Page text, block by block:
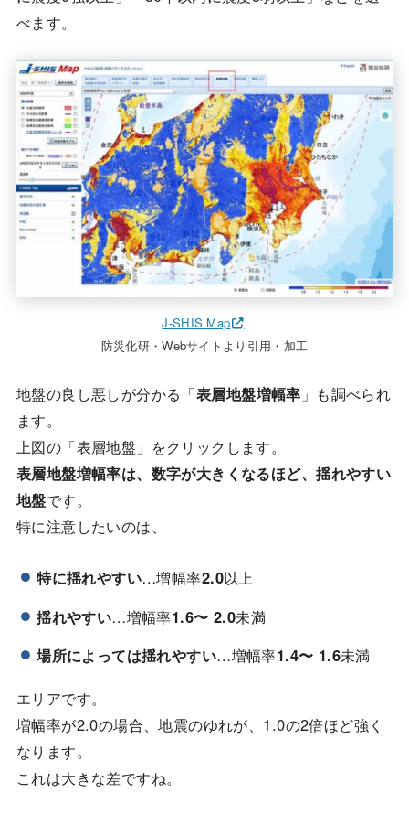
べます。
J-SHIS Map
防災化研・Webサイトより引用・加工
地盤の良し悪しが分かる「表層地盤増幅率 」も調べられ
ます。
上図の「表層地盤」をクリックします。
表層地盤増幅率は、数字が大きくなるほど、揺れやすい
地盤です。
特に注意したいのは、
特に揺れやすい…増幅率2.0以上
揺れやすい…増幅率1.6〜 2.0未満
場所によっては揺れやすい…増幅率1.4〜 1.6未満
エリアです。
増幅率が2.0の場合、地震のゆれが、1.0の2倍ほど強く
なります。
これは大きな差ですね。